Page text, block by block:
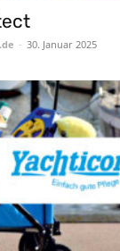
- 30. Januar 2025